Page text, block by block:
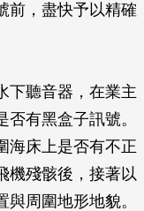
前，盡快予以精確
下聽音器，在業主
有黑盒子訊號。
海床上是否有不正
機殘骸後，接著以
周圍地形地貌。